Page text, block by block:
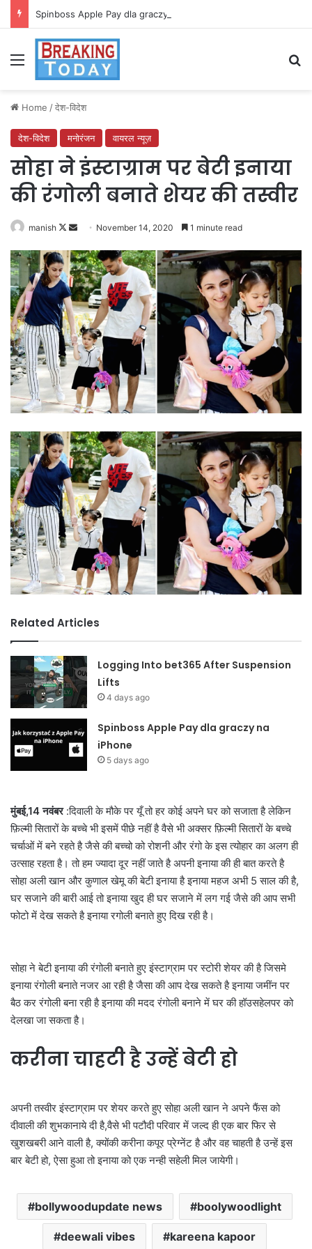
Spinboss Apple Pay dla graczy na iPhone
Menu
Home /देश-विदेश
देश-विदेश मनोरंजन वायरल न्यूज़
सोहा ने इंस्टाग्राम पर बेटी इनाया
की रंगोली बनाते शेयर की तस्वीर
manish
Follow
X
Send
email
November 14, 2020 1 minute read
Related Articles
Logging Into bet365 After Suspension
Lifts
4 days ago
Spinboss Apple Pay dla graczy na
iPhone
5 days ago
मुंबई,14 नवंबर:दिवाली के मौके पर यूँ तो हर कोई अपने घर को सजाता है लेकिन
फ़िल्मी सितारों के बच्चे भी इसमें पीछे नहीं है वैसे भी अक्सर फ़िल्मी सितारों के बच्चे
चर्चाओं में बने रहते है जैसे की बच्चो को रोशनी और रंगो के इस त्‍योहार का अलग ही
उत्साह रहता है। तो हम ज्यादा दूर नहीं जाते है अपनी इनाया की ही बात करते है
सोहा अली खान और कुणाल खेमू की बेटी इनाया है इनाया महज अभी 5 साल की है,
घर सजाने की बारी आई तो इनाया खुद ही घर सजाने में लग गई जैसे की आप सभी
फोटो में देख सकते है इनाया रगोली बनाते हुए दिख रही है।
सोहा ने बेटी इनाया की रंगोली बनाते हुए इंस्टाग्राम पर स्टोरी शेयर की है जिसमे
इनाया रंगोली बनाते नजर आ रही है जैसा की आप देख सकते है इनाया जमींन पर
बैठ कर रंगोली बना रही है इनाया की मदद रंगोली बनाने में घर की हॉउसहेलपर को
देलखा जा सकता है।
करीना चाहटी है उन्हें बेटी हो
अपनी तस्वीर इंस्टाग्राम पर शेयर करते हुए सोहा अली खान ने अपने फैंस को
दीवाली की शुभकानाये दी है,वैसे भी पटौदी परिवार में जल्द ही एक बार फिर से
खुशखबरी आने वाली है, क्योंकी करीना कपूर प्रेग्नेंट है और वह चाहती है उन्हें इस
बार बेटी हो, ऐसा हुआ तो इनाया को एक नन्ही सहेली मिल जायेगी।
bollywoodupdate news boolywoodlight
deewali vibes kareena kapoor